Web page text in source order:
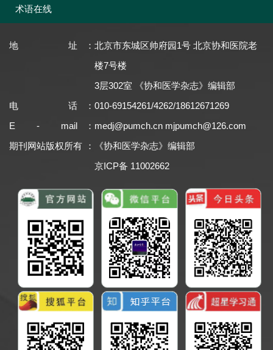
术语在线
地址 ： 北京市东城区帅府园1号 北京协和医院老
楼7号楼
3层302室 《协和医学杂志》编辑部
电话
： 010-69154261/4262/18612671269
E - mail
： medj@pumch.cn mjpumch@126.com
期刊网站版权所有
：
《协和医学杂志》编辑部
京ICP备 11002662